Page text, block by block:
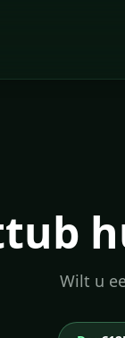
Wilt u